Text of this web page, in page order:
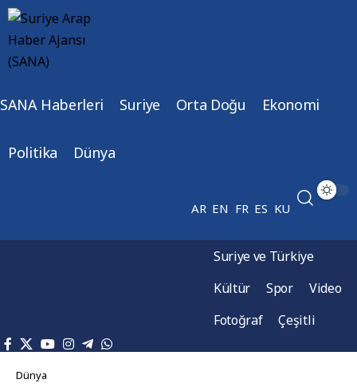
SANA Haberleri Suriye Orta Doğu Ekonomi
Politika Dünya
AR EN FR ES KU
Suriye ve Türkiye
Kültür
Spor
Video
Fotoğraf
Çeşitli
Dünya